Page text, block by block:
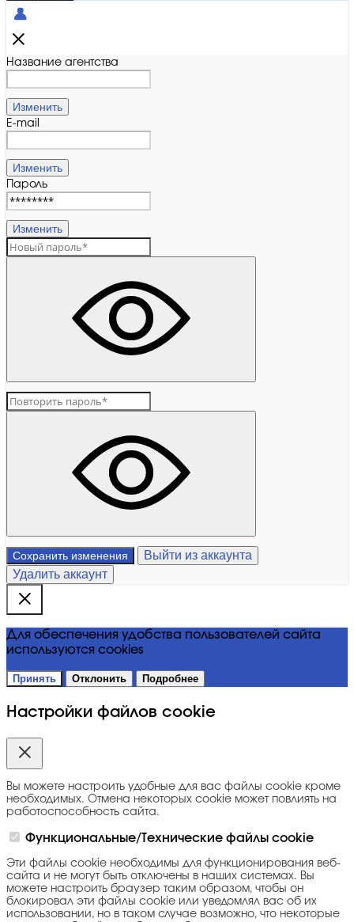
Название агентства
Изменить
E-mail
Изменить
Пароль
Изменить
Сохранить изменения
Выйти из аккаунта
Удалить аккаунт
Для обеспечения удобства пользователей сайта
используются cookies
Принять Отклонить Подробнее
Настройки файлов cookie
Вы можете настроить удобные для вас файлы cookie кроме
необходимых. Отмена некоторых cookie может повлиять на
работоспособность сайта.
Функциональные/Технические файлы cookie
Эти файлы cookie необходимы для функционирования веб-
сайта и не могут быть отключены в наших системах. Вы
можете настроить браузер таким образом, чтобы он
блокировал эти файлы cookie или уведомлял вас об их
использовании, но в таком случае возможно, что некоторые